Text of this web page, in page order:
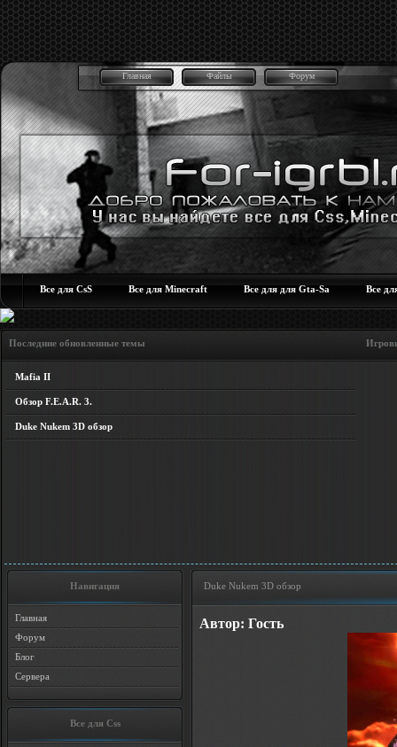
Главная Файлы Форум
Все для CsS Все для Minecraft Все для для Gta-Sa Все
Последние обновленные темы Игровые
Mafia II
Обзор F.E.A.R. 3.
Duke Nukem 3D обзор
Навигация
Главная
Форум
Блог
Сервера
Все для Css
Duke Nukem 3D обзор
Автор: Гость